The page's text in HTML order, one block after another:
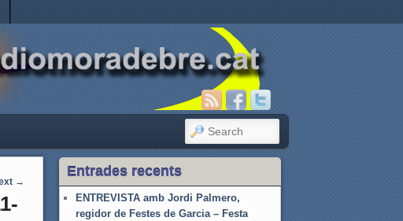
SEARCH
→
Entrades recents
ENTREVISTA amb Jordi Palmero,
regidor de Festes de Garcia – Festa